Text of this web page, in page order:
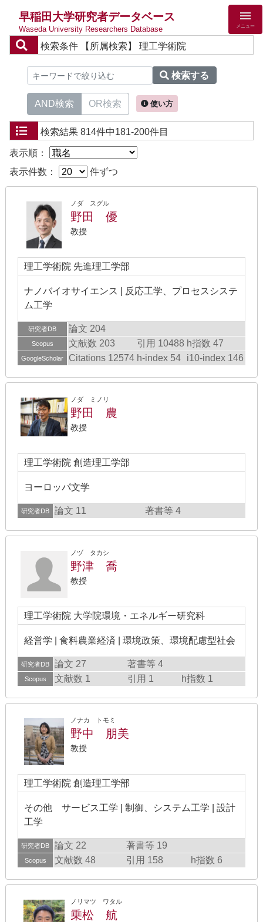
早稲田大学研究者データベース
Waseda University Researchers Database メニュー
検索条件 【所属検索】 理工学術院
検索する
AND検索 OR検索 使い方
検索結果 814件中181-200件目
表示順：
表示件数：
件ずつ
ノダ スグル
野田 優
教授
理工学術院 先進理工学部
ナノバイオサイエンス | 反応工学、プロセスシステ
ム工学
研究者DB 論文 204
Scopus 文献数 203 引用 10488 h指数 47
GoogleScholar Citations 12574 h-index 54 i10-index 146
ノダ ミノリ
野田 農
教授
理工学術院 創造理工学部
ヨーロッパ文学
研究者DB 論文 11 著書等 4
ノヅ タカシ
野津 喬
教授
理工学術院 大学院環境・エネルギー研究科
経営学 | 食料農業経済 | 環境政策、環境配慮型社会
研究者DB 論文 27 著書等 4
Scopus 文献数 1 引用 1 h指数 1
ノナカ トモミ
野中 朋美
教授
理工学術院 創造理工学部
その他 サービス工学 | 制御、システム工学 | 設計
工学
研究者DB 論文 22 著書等 19
Scopus 文献数 48 引用 158 h指数 6
ノリマツ ワタル
乗松 航